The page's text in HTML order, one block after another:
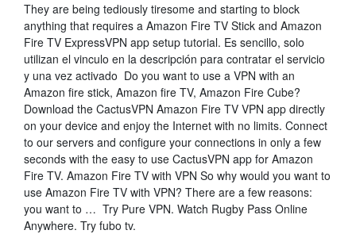
They are being tediously tiresome and starting to block
anything that requires a Amazon Fire TV Stick and Amazon
Fire TV ExpressVPN app setup tutorial. Es sencillo, solo
utilizan el vinculo en la descripción para contratar el servicio
y una vez activado Do you want to use a VPN with an
Amazon fire stick, Amazon fire TV, Amazon Fire Cube?
Download the CactusVPN Amazon Fire TV VPN app directly
on your device and enjoy the Internet with no limits. Connect
to our servers and configure your connections in only a few
seconds with the easy to use CactusVPN app for Amazon
Fire TV. Amazon Fire TV with VPN So why would you want to
use Amazon Fire TV with VPN? There are a few reasons:
you want to … Try Pure VPN. Watch Rugby Pass Online
Anywhere. Try fubo tv.